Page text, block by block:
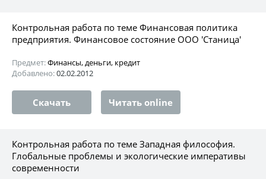
Контрольная работа по теме Финансовая политика
предприятия. Финансовое состояние ООО 'Станица'
Предмет:Финансы, деньги, кредит
Добавлено:02.02.2012
Скачать Читать online
Контрольная работа по теме Западная философия.
Глобальные проблемы и экологические императивы
современности